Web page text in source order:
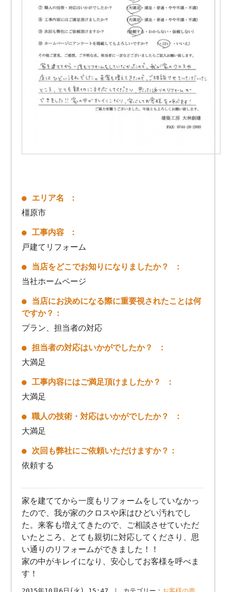
● エリア名 ：
橿原市
● 工事内容 ：
戸建てリフォーム
● 当店をどこでお知りになりましたか？ ：
当社ホームページ
● 当店にお決めになる際に重要視されたことは何
ですか？：
プラン、担当者の対応
● 担当者の対応はいかがでしたか？ ：
大満足
● 工事内容にはご満足頂けましたか？ ：
大満足
● 職人の技術・対応はいかがでしたか？ ：
大満足
● 次回も弊社にご依頼いただけますか？：
依頼する
家を建ててから一度もリフォームをしていなかっ
たので、我が家のクロスや床はひどい汚れでし
た。来客も増えてきたので、ご相談させていただ
いたところ、とても親切に対応してくださり、思
い通りのリフォームができました！！
家の中がキレイになり、安心してお客様を呼べま
す！